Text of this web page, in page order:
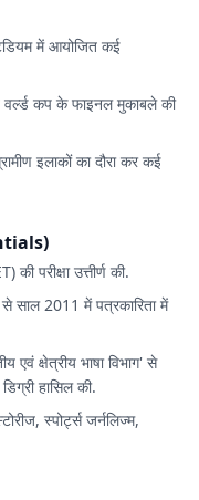
में आयोजित कई
कप के फाइनल मुकाबले की
इलाकों का दौरा कर कई
परीक्षा उत्तीर्ण की.
से साल 2011 में पत्रकारिता में
एवं क्षेत्रीय भाषा विभाग' से
हासिल की.
स्पोर्ट्स जर्नलिज्म,